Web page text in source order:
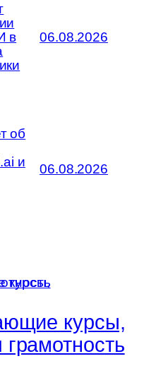
в
06.08.2026
об
и
06.08.2026
курсы,